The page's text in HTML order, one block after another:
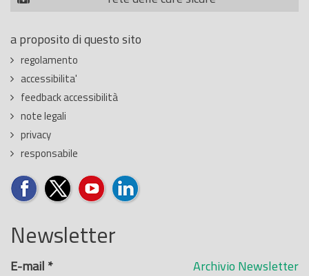
a proposito di questo sito
regolamento
accessibilita'
feedback accessibilità
note legali
privacy
responsabile
Newsletter
Archivio Newsletter
E-mail *